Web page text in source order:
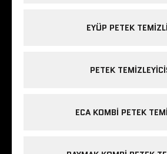
EYÜP PETEK
PETEK
ECA KOMBI PETEK